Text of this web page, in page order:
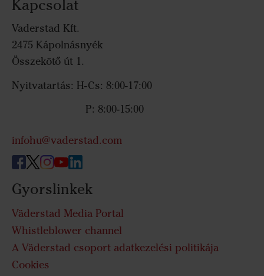
Kapcsolat
Vaderstad Kft.
2475 Kápolnásnyék
Összekötő út 1.
Nyitvatartás: H-Cs: 8:00-17:00
P: 8:00-15:00
infohu@vaderstad.com
Gyorslinkek
Väderstad Media Portal
Whistleblower channel
A Väderstad csoport adatkezelési politikája
Cookies